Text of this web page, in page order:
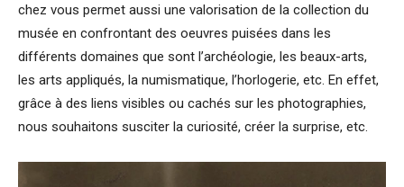
chez vous permet aussi une valorisation de la collection du
musée en confrontant des oeuvres puisées dans les
différents domaines que sont l’archéologie, les beaux-arts,
les arts appliqués, la numismatique, l’horlogerie, etc. En effet,
grâce à des liens visibles ou cachés sur les photographies,
nous souhaitons susciter la curiosité, créer la surprise, etc.